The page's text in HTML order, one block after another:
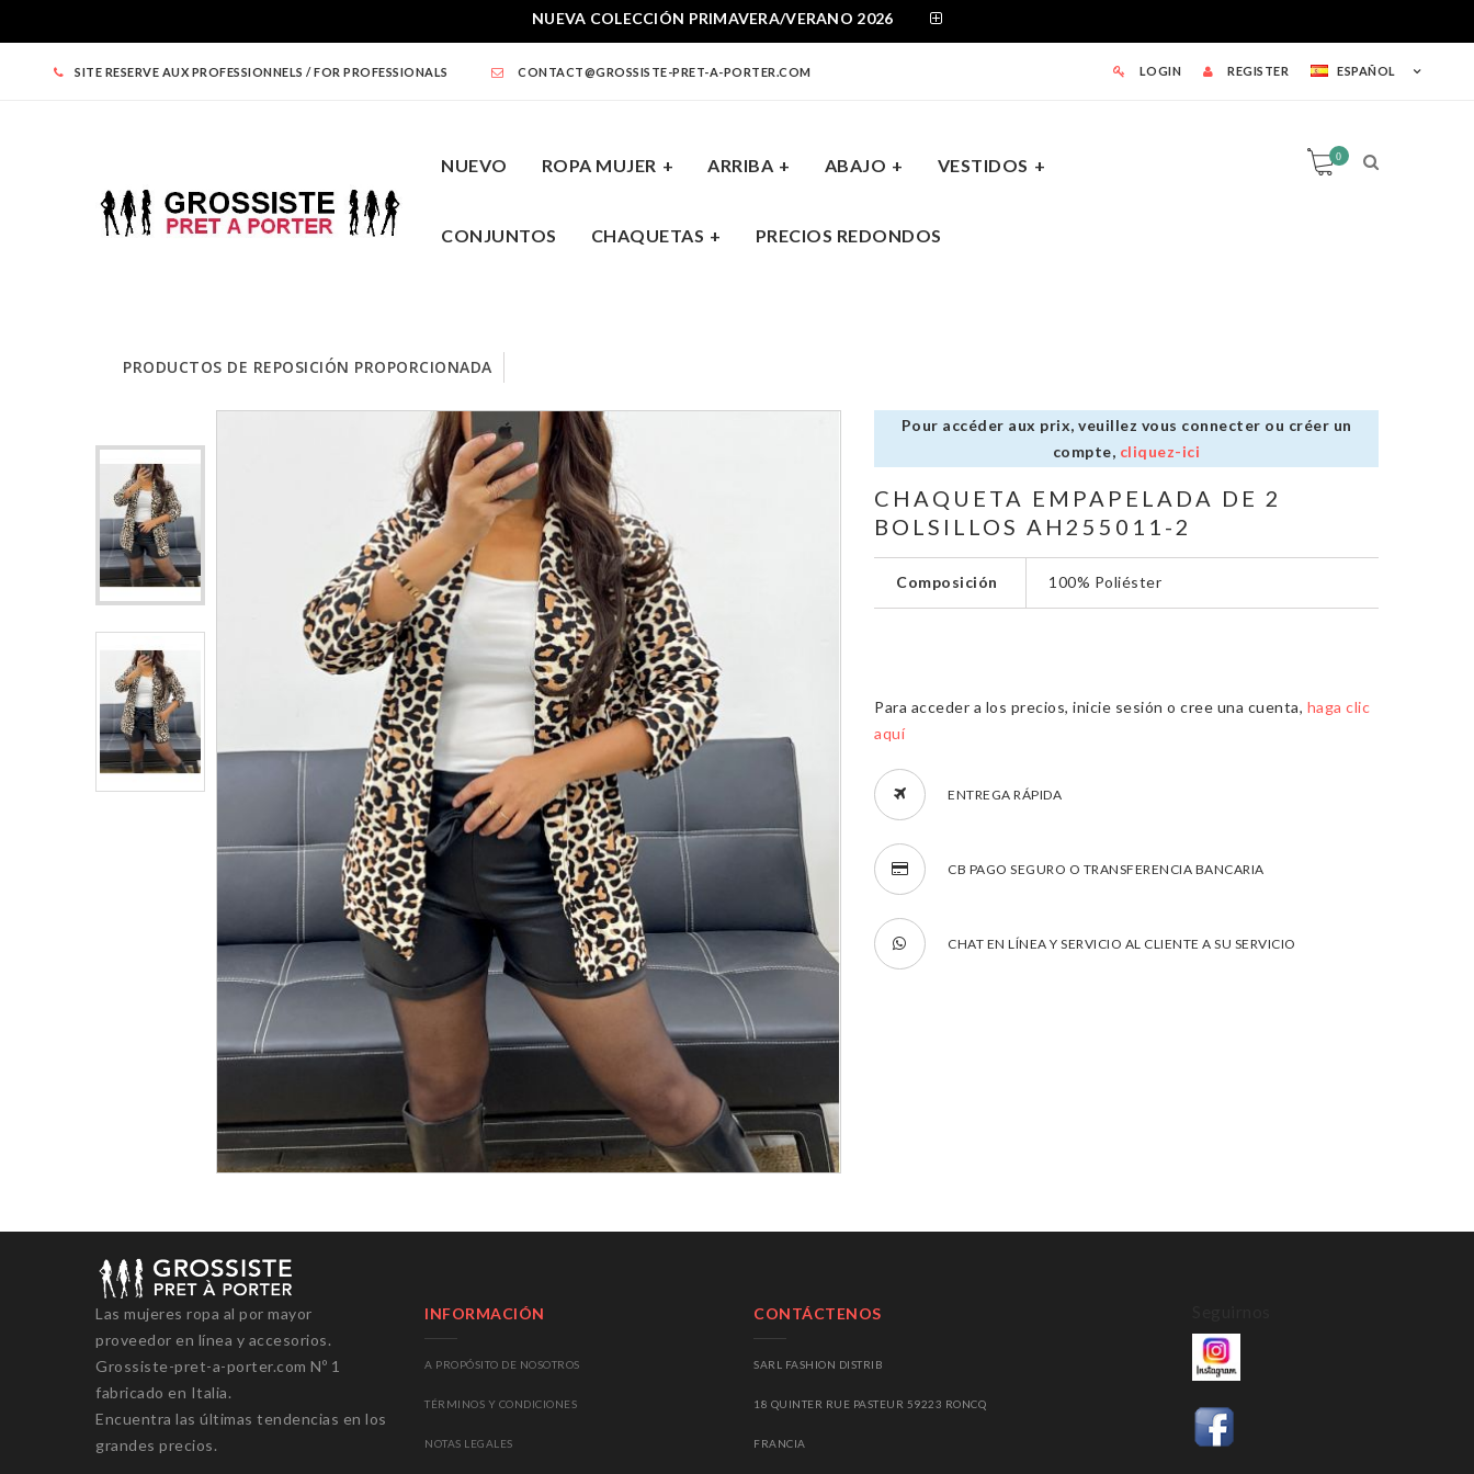
NUEVA COLECCIÓN PRIMAVERA/VERANO 2026
SITE RESERVE AUX PROFESSIONNELS / FOR PROFESSIONALS CONTACT@GROSSISTE-PRET-A-PORTER.COM LOGIN REGISTER ESPAÑOL
NUEVO ROPA MUJER ARRIBA ABAJO VESTIDOS
CONJUNTOS CHAQUETAS PRECIOS REDONDOS
0
NUEVO ROPA MUJER ARRIBA
PRECIOS REDONDOS
PRODUCTOS DE REPOSICIÓN PROPORCIONADA
Pour accéder aux prix, veuillez vous connecter ou créer un
compte, cliquez-ici
CHAQUETA EMPAPELADA DE 2
BOLSILLOS AH255011-2
Composición 100% Poliéster
Para acceder a los precios, inicie sesión o cree una cuenta, haga clic
aquí
ENTREGA RÁPIDA
CB PAGO SEGURO O TRANSFERENCIA BANCARIA
CHAT EN LÍNEA Y SERVICIO AL CLIENTE A SU SERVICIO
Las mujeres ropa al por mayor
proveedor en línea y accesorios.
Grossiste-pret-a-porter.com Nº 1
fabricado en Italia.
Encuentra las últimas tendencias en los
grandes precios.
INFORMACIÓN
A PROPÓSITO DE NOSOTROS
TÉRMINOS Y CONDICIONES
NOTAS LEGALES
CONTÁCTENOS
SARL FASHION DISTRIB
18 QUINTER RUE PASTEUR 59223 RONCQ
FRANCIA